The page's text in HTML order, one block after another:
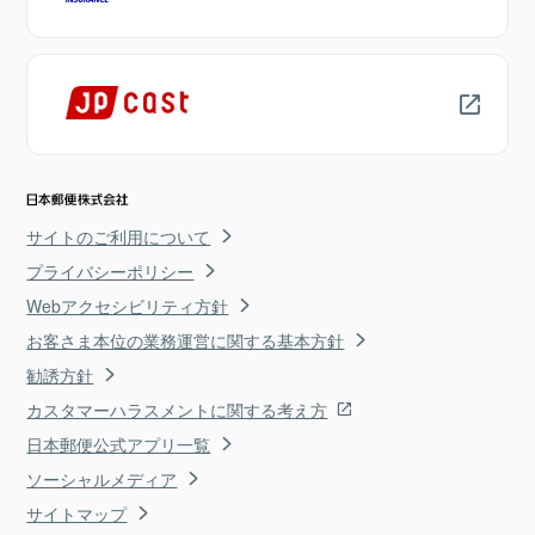
サイトのご利用について
プライバシーポリシー
Webアクセシビリティ方針
お客さま本位の業務運営に関する基本方針
勧誘方針
カスタマーハラスメントに関する考え方
日本郵便公式アプリ一覧
ソーシャルメディア
サイトマップ